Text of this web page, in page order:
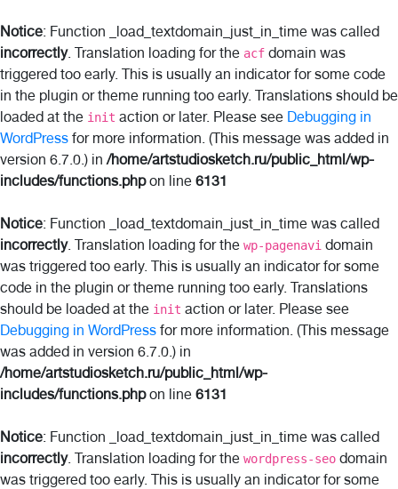
Notice: Function _load_textdomain_just_in_time was called
incorrectly. Translation loading for the acf domain was
triggered too early. This is usually an indicator for some code
in the plugin or theme running too early. Translations should be
loaded at the init action or later. Please see Debugging in
WordPress for more information. (This message was added in
version 6.7.0.) in/home/artstudiosketch.ru/public_html/wp-
includes/functions.phpon line 6131
Notice: Function _load_textdomain_just_in_time was called
incorrectly. Translation loading for the wp-pagenavi domain
was triggered too early. This is usually an indicator for some
code in the plugin or theme running too early. Translations
should be loaded at the init action or later. Please see
Debugging in WordPress for more information. (This message
was added in version 6.7.0.) in
/home/artstudiosketch.ru/public_html/wp-
includes/functions.phpon line 6131
Notice: Function _load_textdomain_just_in_time was called
incorrectly. Translation loading for the wordpress-seo domain
was triggered too early. This is usually an indicator for some